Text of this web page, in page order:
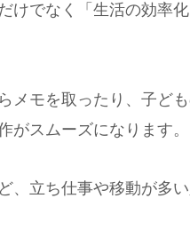
けでなく「生活の効率
メモを取ったり、子ど
がスムーズになります。
、立ち仕事や移動が多